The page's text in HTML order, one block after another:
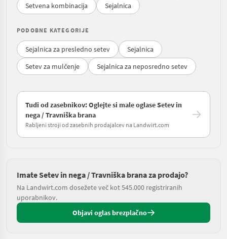
Setvena kombinacija
Sejalnica
PODOBNE KATEGORIJE
Sejalnica za presledno setev
Sejalnica
Setev za mulčenje
Sejalnica za neposredno setev
Tudi od zasebnikov: Oglejte si male oglase Setev in
nega / Travniška brana
Rabljeni stroji od zasebnih prodajalcev na Landwirt.com
Imate Setev in nega / Travniška brana za prodajo?
Na Landwirt.com dosežete več kot 545.000 registriranih
uporabnikov.
Objavi oglas brezplačno